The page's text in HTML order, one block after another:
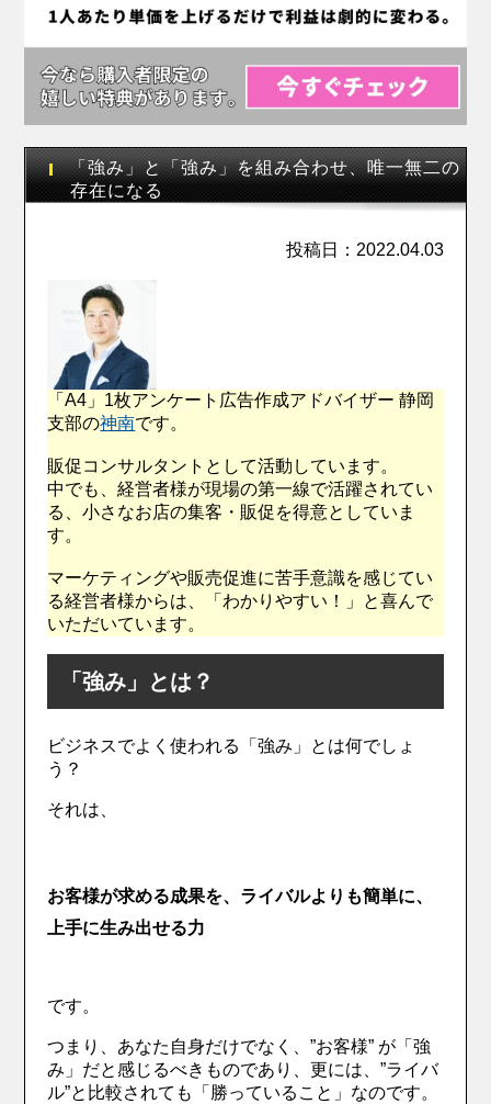
「強み」と「強み」を組み合わせ、唯一無二の
存在になる
投稿日：2022.04.03
「A4」1枚アンケート広告作成アドバイザー 静岡
支部の神南です。
販促コンサルタントとして活動しています。
中でも、経営者様が現場の第一線で活躍されてい
る、小さなお店の集客・販促を得意としていま
す。
マーケティングや販売促進に苦手意識を感じてい
る経営者様からは、「わかりやすい！」と喜んで
いただいています。
「強み」とは？
ビジネスでよく使われる「強み」とは何でしょ
う？
それは、
お客様が求める成果を、ライバルよりも簡単に、
上手に生み出せる力
です。
つまり、あなた自身だけでなく、”お客様” が「強
み」だと感じるべきものであり、更には、”ライバ
ル”と比較されても「勝っていること」なのです。